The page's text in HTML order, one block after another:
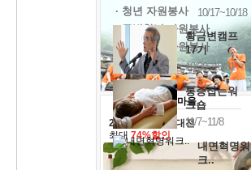
10/17~10/18
황금변캠프
17기
10/30~10/31
통증잡는워
크숍
11/7~11/8
내면혁명워
크..
· 청년 자원봉사
· 금빛청년 자원봉사
· 음식연구 자원봉사
2026 말복 보양대전
최대 74%할인